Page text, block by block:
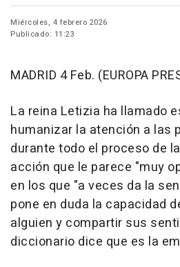
Miércoles, 4 febrero 2026
Publicado: 11:23
MADRID 4 Feb. (EUROPA
La reina Letizia ha llamado
humanizar la atención a las
durante todo el proceso de
acción que le parece "muy
en los que "a veces da la
pone en duda la capacidad
alguien y compartir sus
diccionario dice que es la